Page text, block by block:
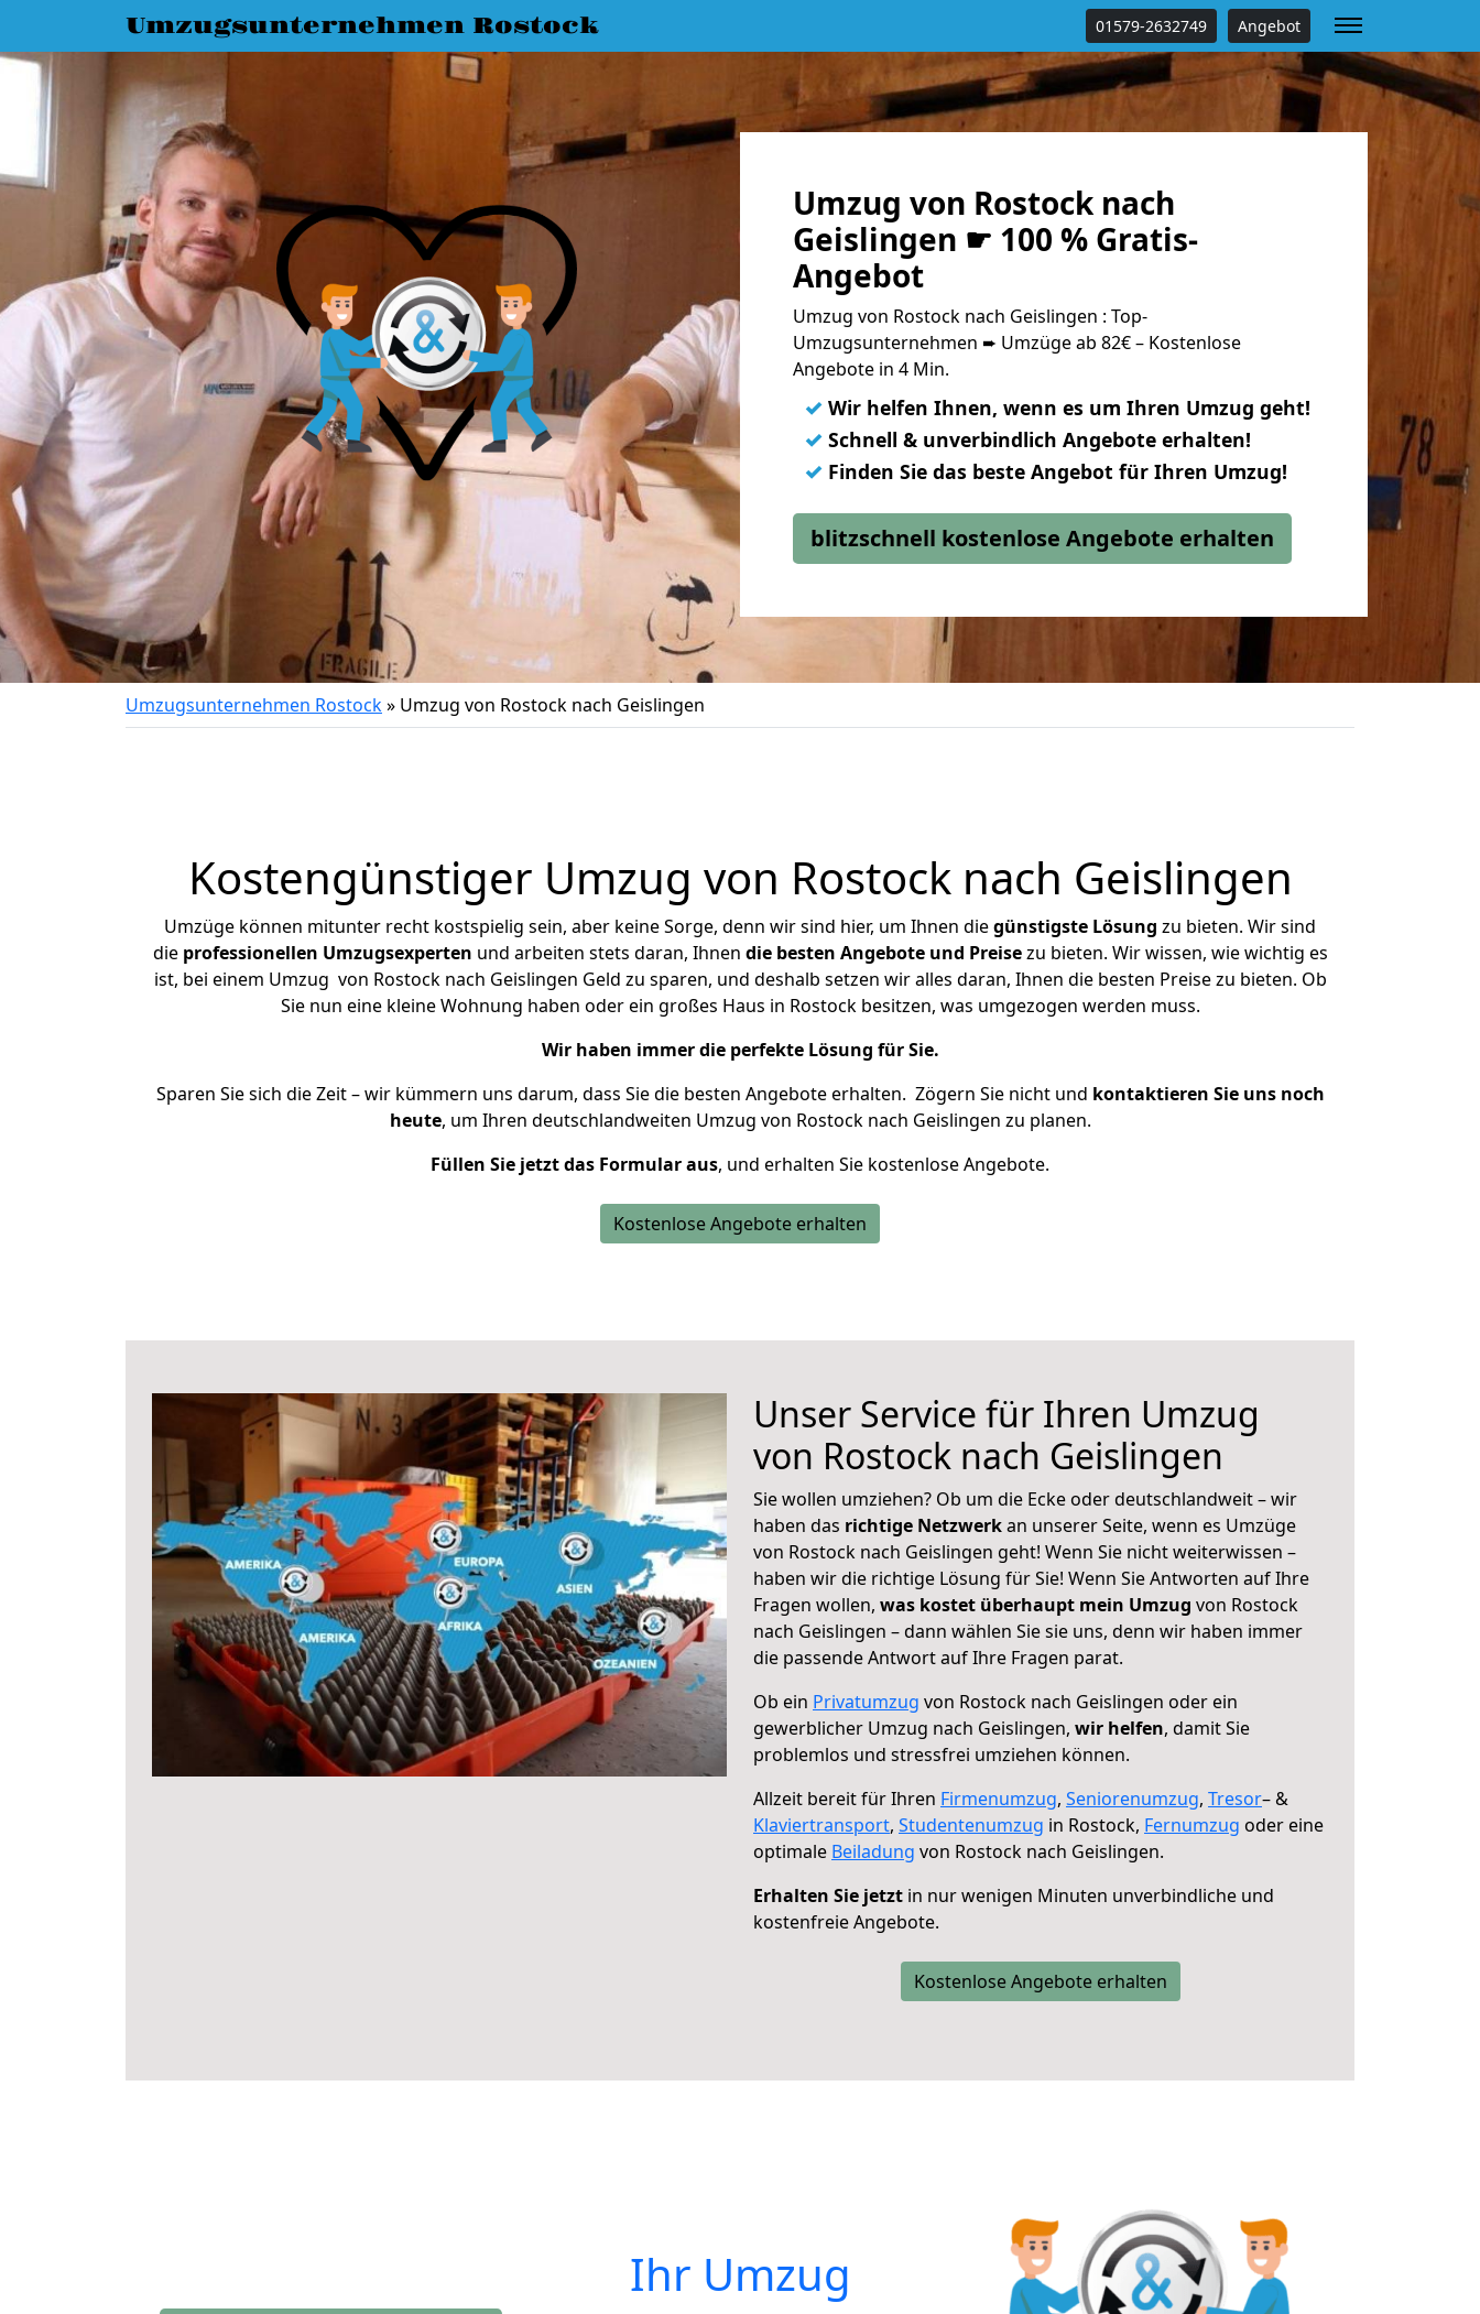
Umzugsunternehmen Rostock 01579-2632749 Angebot
Umzug von Rostock nach
Geislingen ☛ 100 % Gratis-
Angebot
Umzug von Rostock nach Geislingen : Top-
Umzugsunternehmen ➨ Umzüge ab 82€ – Kostenlose
Angebote in 4 Min.
✓ Wir helfen Ihnen, wenn es um Ihren Umzug geht!
✓ Schnell & unverbindlich Angebote erhalten!
✓ Finden Sie das beste Angebot für Ihren Umzug!
blitzschnell kostenlose Angebote erhalten
Umzugsunternehmen Rostock» Umzug von Rostock nach Geislingen
Kostengünstiger Umzug von Rostock nach Geislingen
Umzüge können mitunter recht kostspielig sein, aber keine Sorge, denn wir sind hier, um Ihnen diegünstigste Lösung zu bieten. Wir sind
die professionellen Umzugsexperten und arbeiten stets daran, Ihnen die besten Angebote und Preisezu bieten. Wir wissen, wie wichtig es
ist, bei einem Umzug von Rostock nach Geislingen Geld zu sparen, und deshalb setzen wir alles daran, Ihnen die besten Preise zu bieten. Ob
Sie nun eine kleine Wohnung haben oder ein großes Haus in Rostock besitzen, was umgezogen werden muss.
Wir haben immer die perfekte Lösung für Sie.
Sparen Sie sich die Zeit – wir kümmern uns darum, dass Sie die besten Angebote erhalten. Zögern Sie nicht und kontaktieren Sie uns noch
heute, um Ihren deutschlandweiten Umzug von Rostock nach Geislingen zu planen.
Füllen Sie jetzt das Formular aus, und erhalten Sie kostenlose Angebote.
Kostenlose Angebote erhalten
Unser Service für Ihren Umzug
von Rostock nach Geislingen
Sie wollen umziehen? Ob um die Ecke oder deutschlandweit – wir
haben das richtige Netzwerkan unserer Seite, wenn es Umzüge
von Rostock nach Geislingen geht! Wenn Sie nicht weiterwissen –
haben wir die richtige Lösung für Sie! Wenn Sie Antworten auf Ihre
Fragen wollen, was kostet überhaupt mein Umzug von Rostock
nach Geislingen – dann wählen Sie sie uns, denn wir haben immer
die passende Antwort auf Ihre Fragen parat.
Ob ein Privatumzug von Rostock nach Geislingen oder ein
gewerblicher Umzug nach Geislingen, wir helfen, damit Sie
problemlos und stressfrei umziehen können.
Allzeit bereit für Ihren Firmenumzug, Seniorenumzug, Tresor– &
Klaviertransport, Studentenumzug in Rostock, Fernumzug oder eine
optimale Beiladung von Rostock nach Geislingen.
Erhalten Sie jetzt in nur wenigen Minuten unverbindliche und
kostenfreie Angebote.
Kostenlose Angebote erhalten
Ihr Umzug